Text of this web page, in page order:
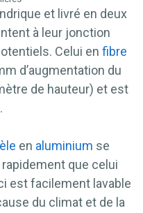
et livré en deux
à leur jonction
Celui en fibre
d’augmentation du
de hauteur) et est
en aluminium se
que celui
est facilement lavable
du climat et de la